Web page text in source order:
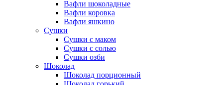
Вафли шоколадные
Вафли коровка
Вафли яшкино
Сушки
Сушки с маком
Сушки с солью
Сушки озби
Шоколад
Шоколад порционный